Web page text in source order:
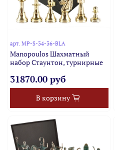
арт.MP-S-34-36-BLA
Manopoulos Шахматный
набор Стаунтон, турнирные
31870.00 руб
В корзину